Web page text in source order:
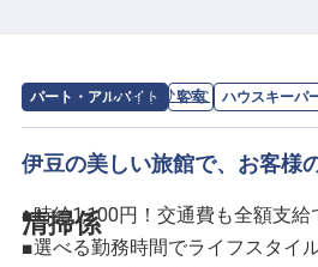
パート・アルバイト 客室 ハウスキーパ
清掃係
求人情報：片瀬館ひいな のハウスキ
伊豆の美しい旅館で、お客様
■時給1,100円！交通費も全額支給
■選べる勤務時間でライフスタイ